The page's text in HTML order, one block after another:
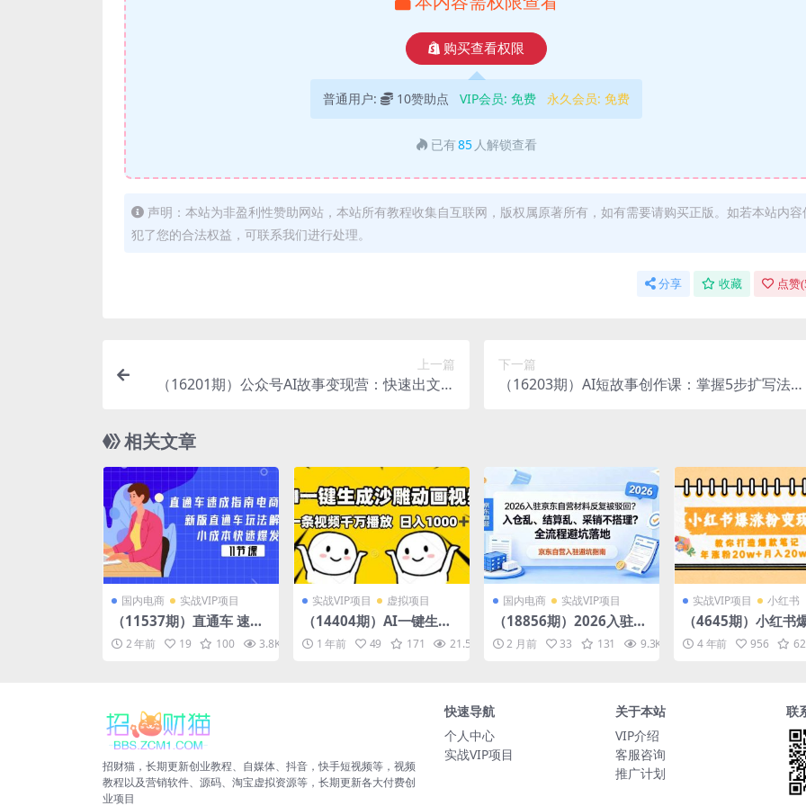
购买查看权限
普通用户: 10赞助点 VIP会员: 免费 永久会员: 免费
已有85 人解锁查看
声明：本站为非盈利性赞助网站，本站所有教程收集自互联网，版权属原著所有，如有需要请购买正版。如若本站内容
犯了您的合法权益，可联系我们进行处理。
分享 收藏 点赞(
上一篇
（16201期）公众号AI故事变现营：快速出文、
下一篇
（16203期）AI短故事创作课：掌握5步扩写法、
相关文章
国内电商 实战VIP项目
（11537期）直通车 速成
指南电商教程：新版直通
车玩法解密，小成本快速
2 年前 19 100 3.8K 10
实战VIP项目 虚拟项目
（14404期）AI一键生成
沙雕动画视频，一条视频
千万播放，日入1000+
1 年前 49 171 21.5K 10
国内电商 实战VIP项目
（18856期）2026入驻京
东自营材料反复被驳回？
入仓乱、结算乱、采销不
2 月前 33 131 9.3K 10
实战VIP项目 小红书
（4645期）小红书
变现营（第五期）
造爆款笔记，年涨
4 年前 956
招财猫，长期更新创业教程、自媒体、抖音，快手短视频等，视频
教程以及营销软件、源码、淘宝虚拟资源等，长期更新各大付费创
业项目
快速导航
个人中心
实战VIP项目
关于本站
VIP介绍
客服咨询
推广计划
联